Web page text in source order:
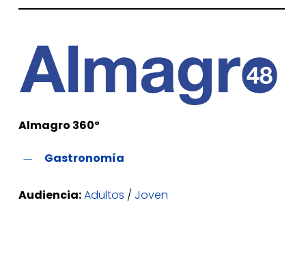
Almagro 360º
Gastronomía
Audiencia:Adultos / Joven